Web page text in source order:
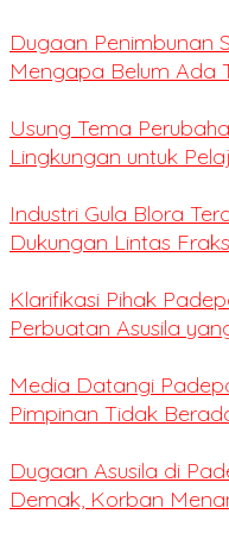
Dugaan Penimbunan
Mengapa Belum Ada
Usung Tema
Lingkungan untuk
Industri Gula Blora
Dukungan Lintas
Klarifikasi Pihak
Perbuatan Asusila
Media Datangi
Pimpinan Tidak
Dugaan Asusila di
Demak, Korban